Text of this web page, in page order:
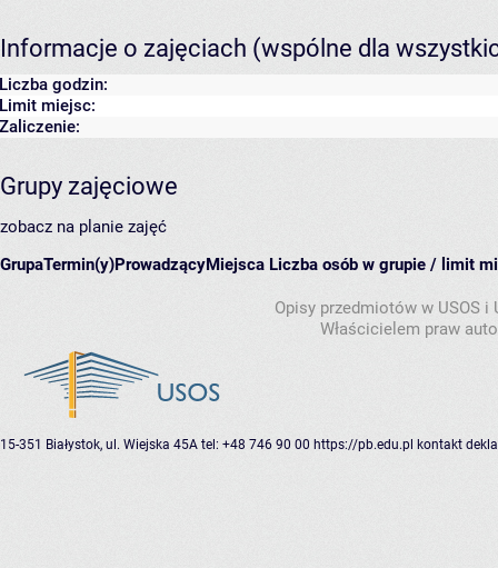
Informacje o zajęciach (wspólne dla
Liczba godzin:
Limit miejsc:
Zaliczenie:
Grupy zajęciowe
zobacz na planie zajęć
GrupaTermin(y)ProwadzącyMiejsca Liczba osób w grupie / limit
Opisy przedmiotów w USOS
Właścicielem praw
15-351 Białystok, ul. Wiejska 45A tel: +48 746 90 00 https://pb.edu.pl kontakt